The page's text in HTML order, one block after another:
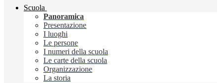
Scuola
Panoramica
Presentazione
I luoghi
Le persone
I numeri della scuola
Le carte della scuola
Organizzazione
La storia